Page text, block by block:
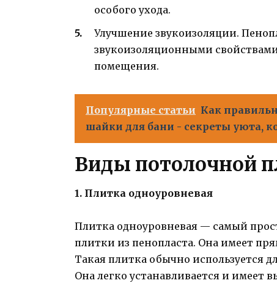
особого ухода.
Улучшение звукоизоляции.
звукоизоляционными
помещения.
Популярные статьи Как
шайки для бани - секреты уюта,
Виды потолочной
1. Плитка одноуровневая
Плитка одноуровневая — самый
плитки из пенопласта. Она имеет
Такая плитка обычно используется
Она легко устанавливается и имеет